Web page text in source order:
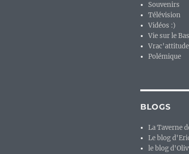
Souvenirs
Télévision
Vidéos :)
Vie sur le
Polémique
BLOGS
La Taverne
Le blog
le blog